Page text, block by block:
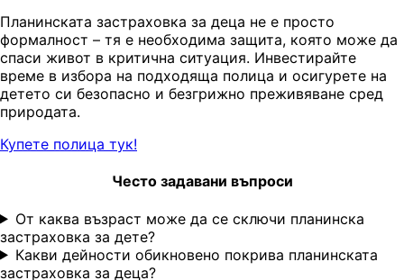
Планинската застраховка за деца не е просто
формалност – тя е необходима защита, която може да
спаси живот в критична ситуация. Инвестирайте
време в избора на подходяща полица и осигурете на
детето си безопасно и безгрижно преживяване сред
природата.
Купете полица тук!
Често задавани въпроси
От каква възраст може да се сключи планинска
застраховка за дете?
Какви дейности обикновено покрива планинската
застраховка за деца?